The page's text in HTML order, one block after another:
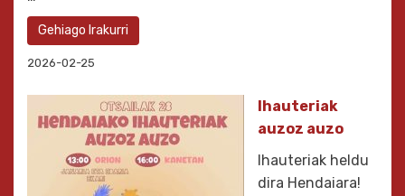
Gehiago Irakurri
2026-02-25
Ihauteriak
auzoz auzo
Ihauteriak heldu
dira Hendaiara!